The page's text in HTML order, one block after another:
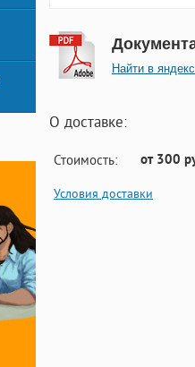
Найти в яндекс
О доставке:
Стоимость: от 300
Условия доставки